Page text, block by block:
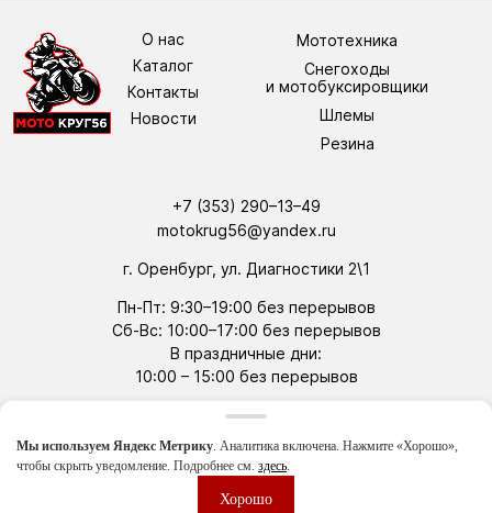
Мы используем Яндекс Метрику. Аналитика включена. Нажмите «Хорошо»,
чтобы скрыть уведомление. Подробнее см. здесь.
Хорошо
О нас
Каталог
Контакты
Новости
Мототехника
Снегоходы
и мотобуксировщики
Шлемы
Резина
+7 (353) 290–13–49
motokrug56@yandex.ru
г. Оренбург, ул. Диагностики 2\1
Пн-Пт: 9:30–19:00 без перерывов
Сб-Вс: 10:00–17:00 без перерывов
В праздничные дни:
10:00 –15:00 без перерывов
tg wa
Политика конфиденциальности
© Все права защищены | 2026